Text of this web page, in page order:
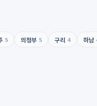
5 의정부 5 구리 4 하남